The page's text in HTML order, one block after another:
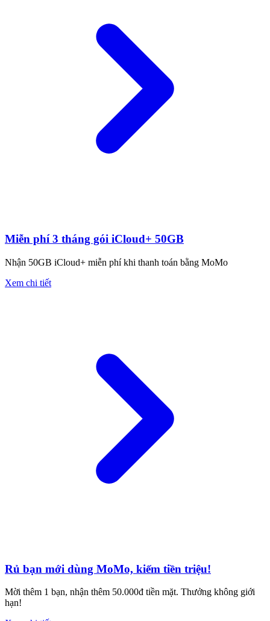
Miễn phí 3 tháng gói iCloud+ 50GB
Nhận 50GB iCloud+ miễn phí khi thanh toán bằng MoMo
Xem chi tiết
Rủ bạn mới dùng MoMo, kiếm tiền triệu!
Mời thêm 1 bạn, nhận thêm 50.000đ tiền mặt. Thưởng không giới
hạn!